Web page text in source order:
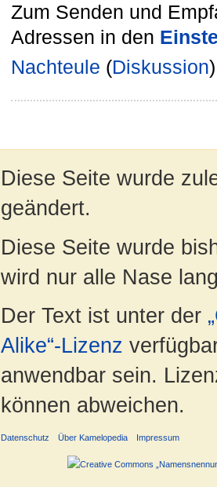
Zum Senden und
Adressen in den
Nachteule (Diskussion
Diese Seite wurde
geändert.
Diese Seite wurde
wird nur alle Nase
Der Text ist unter der
Alike“-Lizenz
anwendbar sein.
können abweichen.
Datenschutz Über Kamelopedia Impressum